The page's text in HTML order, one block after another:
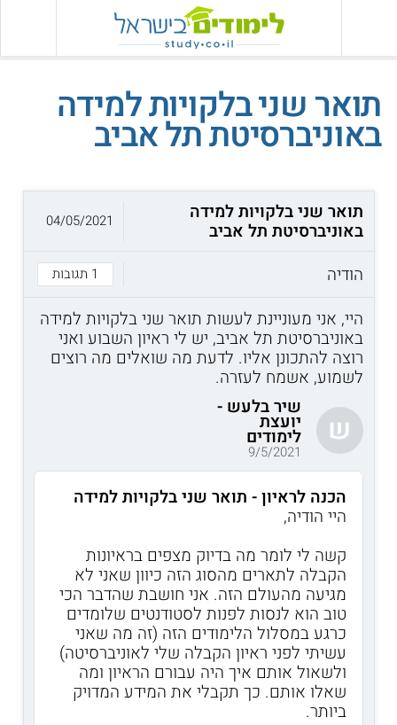
תואר שני בלקויות למידה
באוניברסיטת תל אביב
תואר שני בלקויות למידה
באוניברסיטת תל אביב
הודיה
1 תגובות
04/05/2021
היי, אני מעוניינת לעשות תואר שני בלקויות למידה
באוניברסיטת תל אביב, יש לי ראיון השבוע ואני
רוצה להתכונן אליו. לדעת מה שואלים מה רוצים
לשמוע, אשמח לעזרה.
ש
שיר בלעש -
יועצת
לימודים
9/5/2021
הכנה לראיון - תואר שני בלקויות למידה
היי הודיה,
קשה לי לומר מה בדיוק מצפים בראיונות
הקבלה לתארים מהסוג הזה כיוון שאני לא
מגיעה מהעולם הזה. אני חושבת שהדבר הכי
טוב הוא לנסות לפנות לסטודנטים שלומדים
כרגע במסלול הלימודים הזה (זה מה שאני
עשיתי לפני ראיון הקבלה שלי לאוניברסיטה)
ולשאול אותם איך היה עבורם הראיון ומה
שאלו אותם. כך תקבלי את המידע המדויק
ביותר.